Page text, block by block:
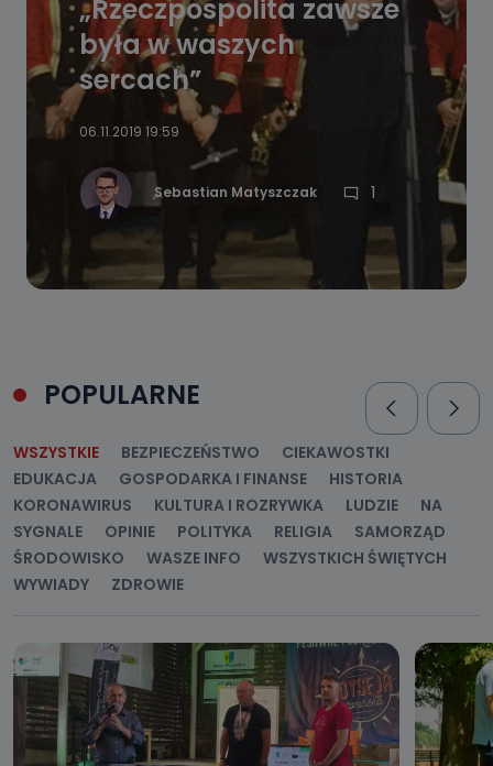
„Rzeczpospolita zawsze
była w waszych
sercach”
06.11.2019 19:59
Sebastian Matyszczak 1
POPULARNE
WSZYSTKIE BEZPIECZEŃSTWO
CIEKAWOSTKI
EDUKACJA
GOSPODARKA I FINANSE
HISTORIA
KORONAWIRUS
KULTURA I ROZRYWKA LUDZIE
NA
SYGNALE
OPINIE POLITYKA RELIGIA
SAMORZĄD
ŚRODOWISKO
WASZE INFO
WSZYSTKICH ŚWIĘTYCH
WYWIADY
ZDROWIE